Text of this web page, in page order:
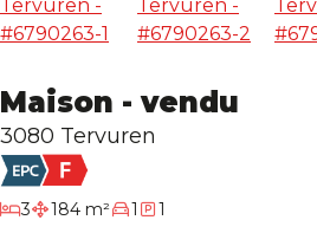
A propos
Contact
Maison - vendu
3080 Tervuren
3chambres
184 m² 1 1